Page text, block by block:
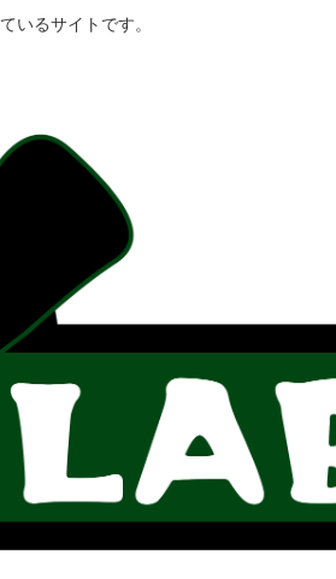
いるサイトです。